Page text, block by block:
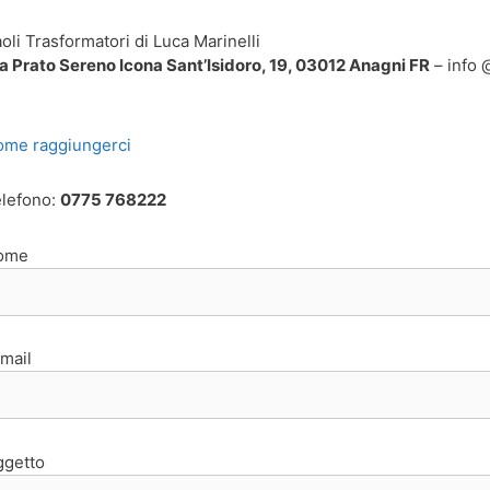
Trasformatori di Luca Marinelli
Prato Sereno Icona Sant’Isidoro, 19, 03012 Anagni FR – info
raggiungerci
0775 768222